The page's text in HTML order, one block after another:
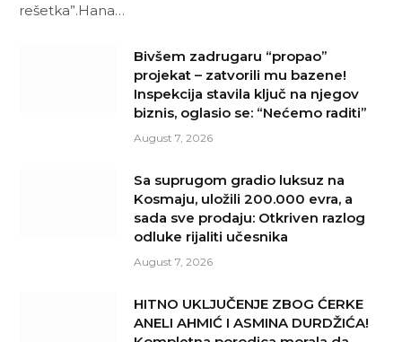
rešetka”.Hana…
Bivšem zadrugaru “propao”
projekat – zatvorili mu bazene!
Inspekcija stavila ključ na njegov
biznis, oglasio se: “Nećemo raditi”
August 7, 2026
Sa suprugom gradio luksuz na
Kosmaju, uložili 200.000 evra, a
sada sve prodaju: Otkriven razlog
odluke rijaliti učesnika
August 7, 2026
HITNO UKLJUČENJE ZBOG ĆERKE
ANELI AHMIĆ I ASMINA DURDŽIĆA!